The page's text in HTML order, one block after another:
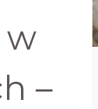
w
–